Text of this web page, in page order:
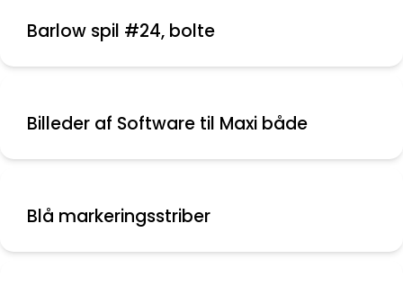
Barlow spil #24, bolte
Billeder af Software til Maxi både
Blå markeringsstriber